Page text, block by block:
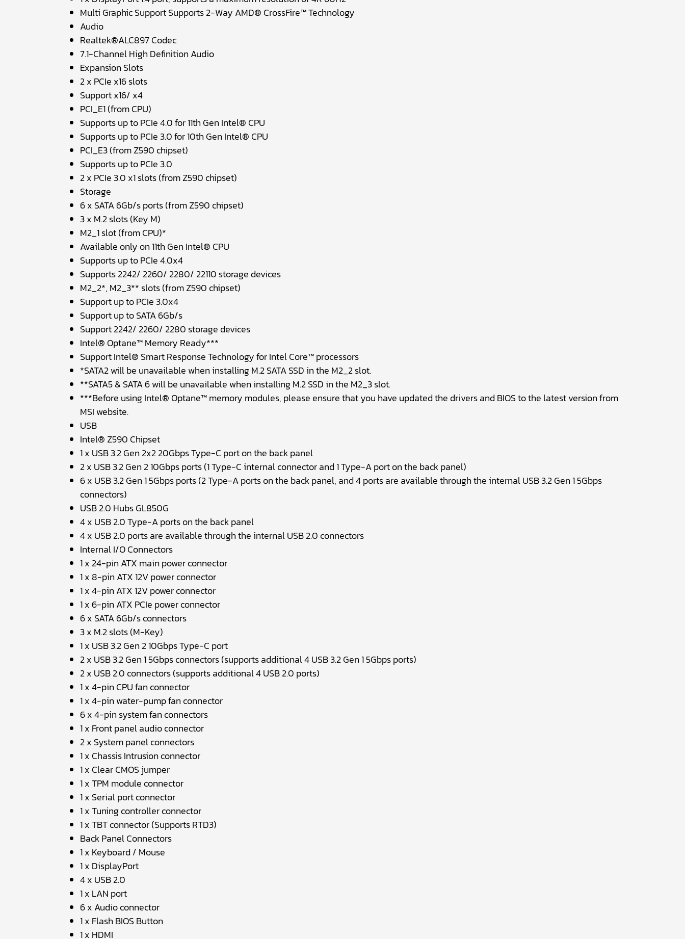
Multi Graphic Support Supports 2-Way AMD® CrossFire™ Technology
Audio
Realtek®ALC897 Codec
7.1-Channel High Definition Audio
Expansion Slots
2 x PCIe x16 slots
Support x16/ x4
PCI_E1 (from CPU)
Supports up to PCIe 4.0 for 11th Gen Intel® CPU
Supports up to PCIe 3.0 for 10th Gen Intel® CPU
PCI_E3 (from Z590 chipset)
Supports up to PCIe 3.0
2 x PCIe 3.0 x1 slots (from Z590 chipset)
Storage
6 x SATA 6Gb/s ports (from Z590 chipset)
3 x M.2 slots (Key M)
M2_1 slot (from CPU)*
Available only on 11th Gen Intel® CPU
Supports up to PCIe 4.0x4
Supports 2242/ 2260/ 2280/ 22110 storage devices
M2_2*, M2_3** slots (from Z590 chipset)
Support up to PCIe 3.0x4
Support up to SATA 6Gb/s
Support 2242/ 2260/ 2280 storage devices
Intel® Optane™ Memory Ready***
Support Intel® Smart Response Technology for Intel Core™ processors
*SATA2 will be unavailable when installing M.2 SATA SSD in the M2_2 slot.
**SATA5 & SATA 6 will be unavailable when installing M.2 SSD in the M2_3 slot.
***Before using Intel® Optane™ memory modules, please ensure that you have updated the drivers and BIOS to the latest version from
MSI website.
USB
Intel® Z590 Chipset
1 x USB 3.2 Gen 2x2 20Gbps Type-C port on the back panel
2 x USB 3.2 Gen 2 10Gbps ports (1 Type-C internal connector and 1 Type-A port on the back panel)
6 x USB 3.2 Gen 1 5Gbps ports (2 Type-A ports on the back panel, and 4 ports are available through the internal USB 3.2 Gen 1 5Gbps
connectors)
USB 2.0 Hubs GL850G
4 x USB 2.0 Type-A ports on the back panel
4 x USB 2.0 ports are available through the internal USB 2.0 connectors
Internal I/O Connectors
1 x 24-pin ATX main power connector
1 x 8-pin ATX 12V power connector
1 x 4-pin ATX 12V power connector
1 x 6-pin ATX PCIe power connector
6 x SATA 6Gb/s connectors
3 x M.2 slots (M-Key)
1 x USB 3.2 Gen 2 10Gbps Type-C port
2 x USB 3.2 Gen 1 5Gbps connectors (supports additional 4 USB 3.2 Gen 1 5Gbps ports)
2 x USB 2.0 connectors (supports additional 4 USB 2.0 ports)
1 x 4-pin CPU fan connector
1 x 4-pin water-pump fan connector
6 x 4-pin system fan connectors
1 x Front panel audio connector
2 x System panel connectors
1 x Chassis Intrusion connector
1 x Clear CMOS jumper
1 x TPM module connector
1 x Serial port connector
1 x Tuning controller connector
1 x TBT connector (Supports RTD3)
Back Panel Connectors
1 x Keyboard / Mouse
1 x DisplayPort
4 x USB 2.0
1 x LAN port
6 x Audio connector
1 x Flash BIOS Button
1 x HDMI